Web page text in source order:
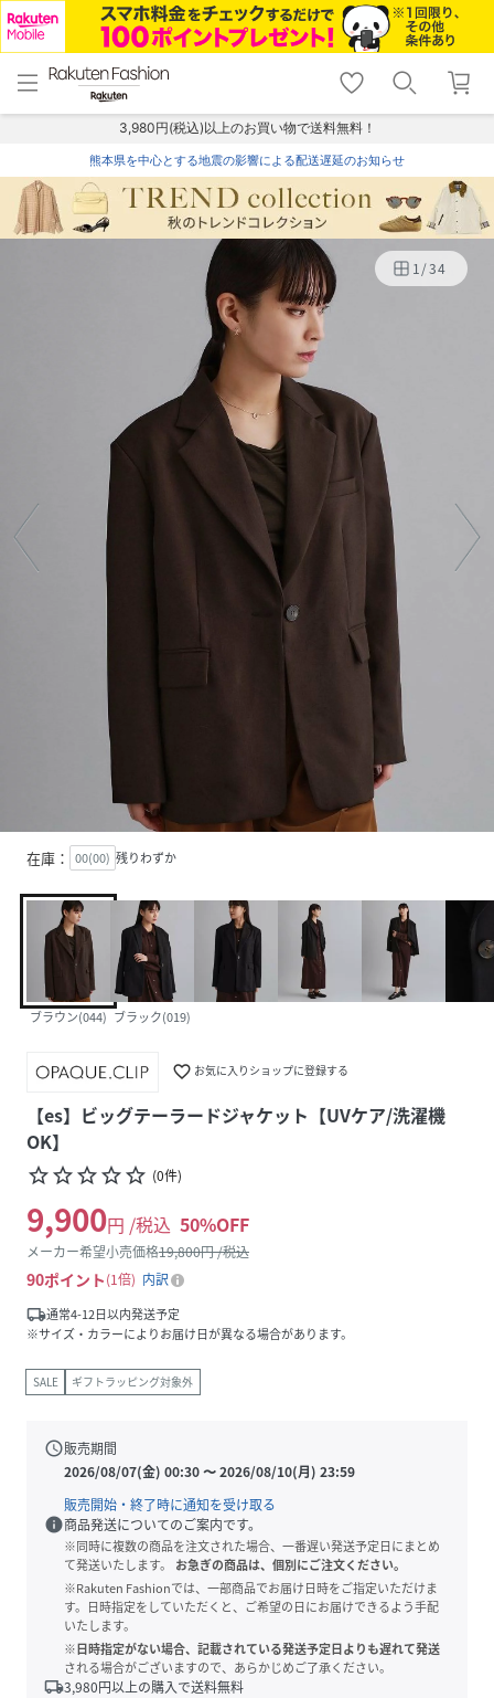
menu home
トップ
shopping_cart lock_outline
ログイン
3,980円(税込)以上のお買い物で送料無料！
熊本県を中心とする地震の影響による配送遅延のお知らせ
1/34
在庫： 00(00) 残りわずか
ブラウン(044) ブラック(019)
favorite_border お気に入りショップに登録する
【es】ビッグテーラードジャケット【UVケア/洗濯機
OK】
star_borderstar_borderstar_borderstar_borderstar_border (0件)
9,900円 /税込 50%OFF
メーカー希望小売価格19,800円 /税込
90ポイント 1倍
内訳
local_shipping通常4-12日以内発送予定
※サイズ・カラーによりお届け日が異なる場合があります。
SALE ギフトラッピング対象外
schedule販売期間
2026/08/07(金) 00:30〜2026/08/10(月) 23:59
販売開始・終了時に通知を受け取る
info商品発送についてのご案内です。
※同時に複数の商品を注文された場合、一番遅い発送予定日にまとめ
て発送いたします。
お急ぎの商品は、個別にご注文ください。
※Rakuten Fashionでは、一部商品でお届け日時をご指定いただけま
す。日時指定をしていただくと、ご希望の日にお届けできるよう手配
いたします。
※日時指定がない場合、記載されている発送予定日よりも遅れて発送
される場合がございますので、あらかじめご了承ください。
local_shipping3,980円以上の購入で送料無料